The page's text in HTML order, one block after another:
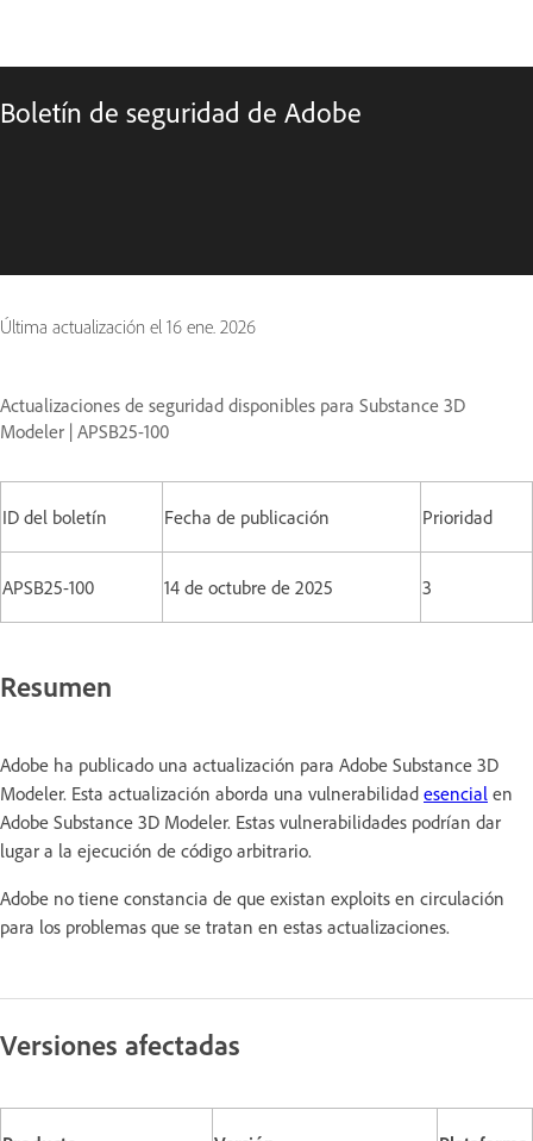
Boletín de seguridad de Adobe
Última actualización el 16 ene. 2026
Actualizaciones de seguridad disponibles para Substance 3D
Modeler | APSB25-100
ID del boletín Fecha de publicación Prioridad
APSB25-100 14 de octubre de 2025 3
Resumen
Adobe ha publicado una actualización para Adobe Substance 3D
Modeler. Esta actualización aborda una vulnerabilidad esencial en
Adobe Substance 3D Modeler. Estas vulnerabilidades podrían dar
lugar a la ejecución de código arbitrario.
Adobe no tiene constancia de que existan exploits en circulación
para los problemas que se tratan en estas actualizaciones.
Versiones afectadas